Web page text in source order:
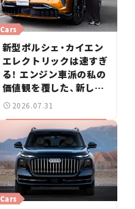
新型ポルシェ・カイエン
エレクトリックは速すぎ
る！ エンジン車派の私の
価値観を覆した、新しい
ポルシェの走り。
Cars
2026.07.31
Cars